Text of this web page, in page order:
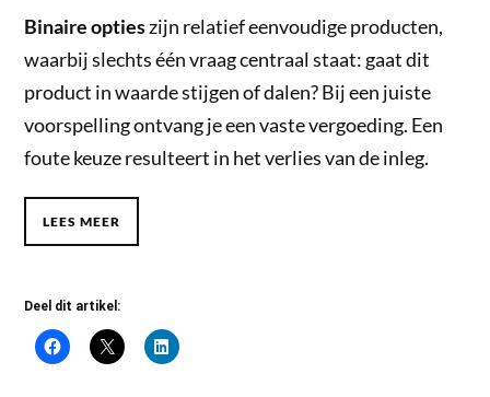
Binaire optieszijn relatief eenvoudige producten,
waarbij slechts één vraag centraal staat: gaat dit
product in waarde stijgen of dalen? Bij een juiste
voorspelling ontvang je een vaste vergoeding. Een
foute keuze resulteert in het verlies van de inleg.
LEES MEER
Deel dit artikel: